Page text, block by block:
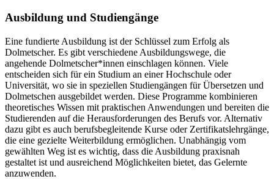
Ausbildung und Studiengänge
Eine fundierte Ausbildung ist der Schlüssel zum Erfolg als
Dolmetscher. Es gibt verschiedene Ausbildungswege, die
angehende Dolmetscher*innen einschlagen können. Viele
entscheiden sich für ein Studium an einer Hochschule oder
Universität, wo sie in speziellen Studiengängen für Übersetzen und
Dolmetschen ausgebildet werden. Diese Programme kombinieren
theoretisches Wissen mit praktischen Anwendungen und bereiten die
Studierenden auf die Herausforderungen des Berufs vor. Alternativ
dazu gibt es auch berufsbegleitende Kurse oder Zertifikatslehrgänge,
die eine gezielte Weiterbildung ermöglichen. Unabhängig vom
gewählten Weg ist es wichtig, dass die Ausbildung praxisnah
gestaltet ist und ausreichend Möglichkeiten bietet, das Gelernte
anzuwenden.